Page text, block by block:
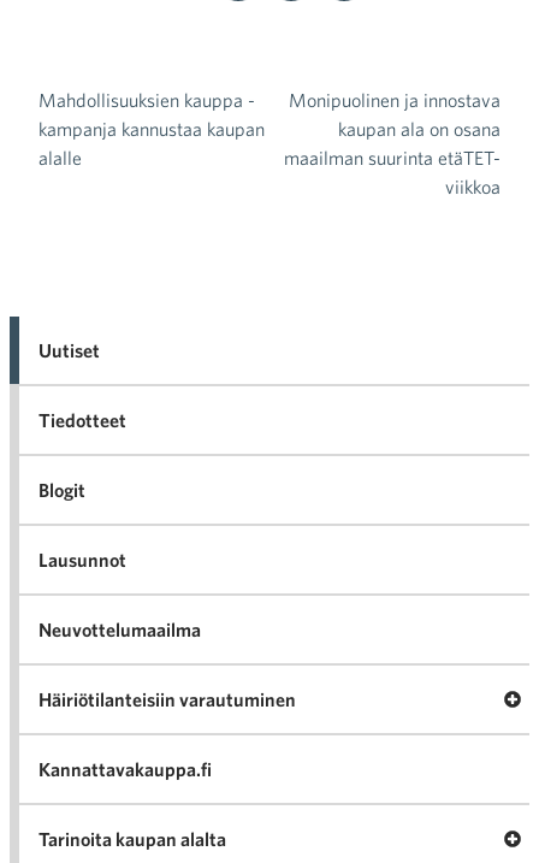
Artikkelien selaus
Mahdollisuuksien kauppa -
kampanja kannustaa kaupan
alalle
Monipuolinen ja innostava
kaupan ala on osana
maailman suurinta etäTET-
viikkoa
Uutiset
Tiedotteet
Blogit
Lausunnot
Neuvottelumaailma
Häiriötilanteisiin varautuminen
Kannattavakauppa.fi
Tarinoita kaupan alalta